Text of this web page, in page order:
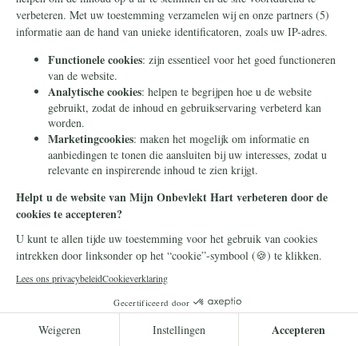
Hij is ten hemel gevaren en zit aan de
rechterhand van de Vader
Campagnenieuws
Zo maakt u Mijn Onbevlekt Hart zal